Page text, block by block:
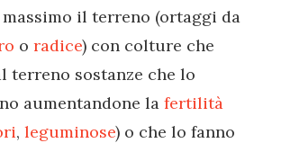
il terreno (ortaggi da
o radice) con colture che
terreno sostanze che lo
aumentandone la fertilità
, leguminose) o che lo fanno